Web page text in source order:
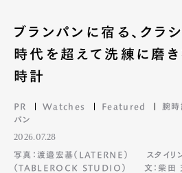
ブランパンに宿る、クラ
時代を超えて洗練に磨
時計
PR Watches Featured 腕時
パン
2026.07.28
写真：渡邉宏基（LATERNE）
スタイリ
（TABLEROCK STUDIO）
文：柴田